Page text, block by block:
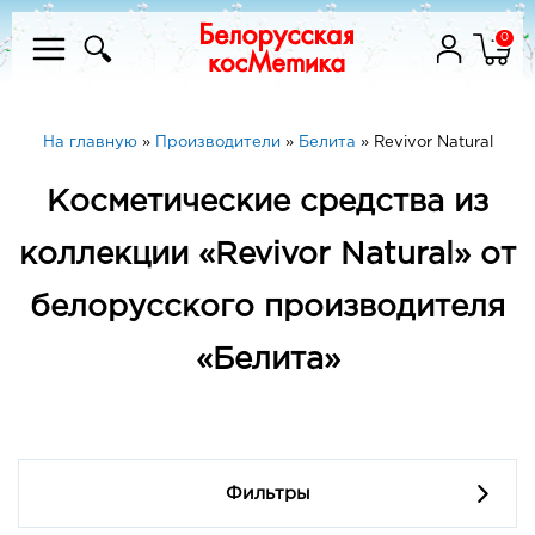
0
На главную» Производители » Белита » Revivor Natural
Косметические средства из
коллекции «Revivor Natural» от
белорусского производителя
«Белита»
Фильтры